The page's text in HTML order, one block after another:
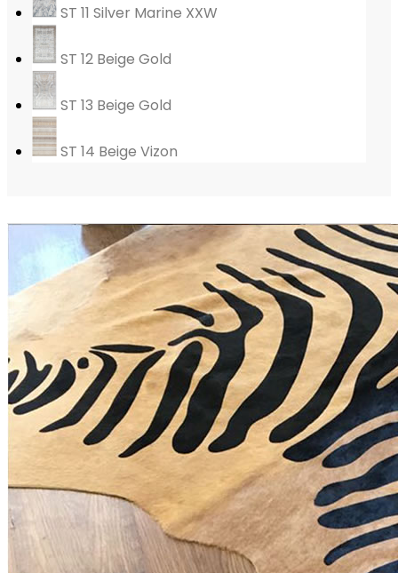
ST 11 Silver Marine XXW
ST 12 Beige Gold
ST 13 Beige Gold
ST 14 Beige Vizon